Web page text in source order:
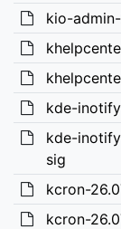
kio-
kde-
kde-
sig
kcron-
kcron-